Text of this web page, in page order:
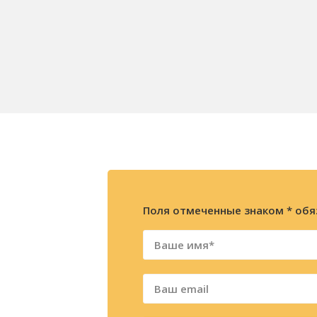
Поля отмеченные знаком *